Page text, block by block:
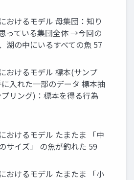
おけるモデル 母集団：知り
っている集団全体 →今回の
湖の中にいるすべての魚 57
おけるモデル 標本(サンプ
入れた一部のデータ 標本抽
リング)：標本を得る行為
おけるモデル たまたま 「中
サイズ」 の魚が釣れた 59
おけるモデル たまたま 「小